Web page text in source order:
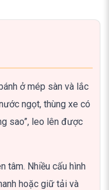
ở mép sàn và lắc
ngọt, thùng xe có
sao”, leo lên được
tâm. Nhiều cấu hình
hoặc giữ tải và